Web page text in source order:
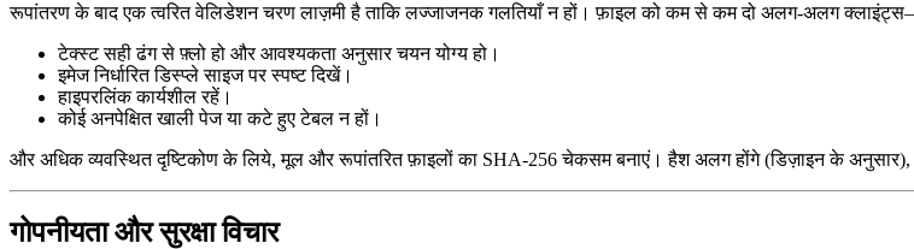
रूपांतरण के बाद एक त्वरित वेलिडेशन चरण लाज़मी है ताकि लज्जाजनक गलतियाँ न हों। फ़ाइल को कम से कम दो अलग‑अलग
टेक्स्ट सही ढंग से फ़्लो हो और आवश्यकता अनुसार चयन योग्य हो।
इमेज निर्धारित डिस्प्ले साइज पर स्पष्ट दिखें।
हाइपरलिंक कार्यशील रहें।
कोई अनपेक्षित खाली पेज या कटे हुए टेबल न हों।
और अधिक व्यवस्थित दृष्टिकोण के लिये, मूल और रूपांतरित फ़ाइलों का SHA‑256 चेकसम बनाएं। हैश अलग होंगे (डिज़ाइन के
गोपनीयता और सुरक्षा विचार